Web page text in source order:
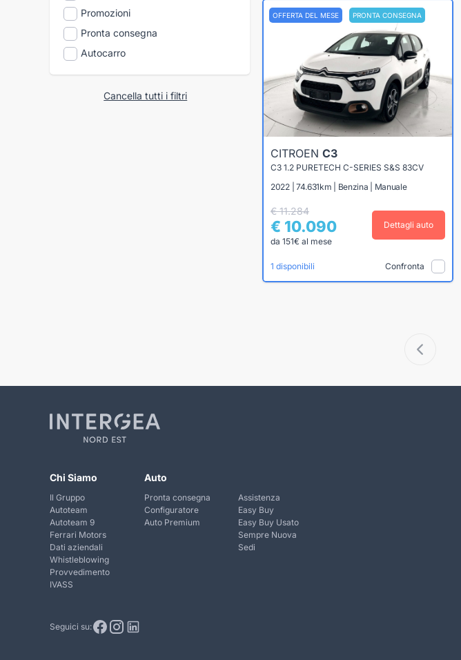
Promozioni
Pronta consegna
Autocarro
Cancella tutti i filtri
OFFERTA DEL MESE PRONTA CONSEGNA
CITROEN C3
C3 1.2 PURETECH C-SERIES S&S 83CV
2022 | 74.631km | Benzina | Manuale
€ 11.284
€ 10.090
da 151€ al mese
Dettagli auto
1 disponibili Confronta
Chi Siamo
Il Gruppo
Autoteam
Autoteam 9
Ferrari Motors
Dati aziendali
Whistleblowing
Provvedimento
IVASS
Auto
Pronta consegna
Configuratore
Auto Premium
Assistenza
Easy Buy
Easy Buy Usato
Sempre Nuova
Sedi
Seguici su: